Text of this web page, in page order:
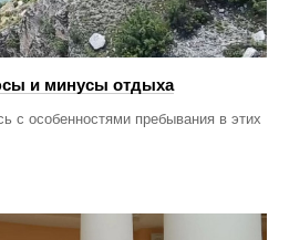
и минусы отдыха
с особенностями пребывания в этих